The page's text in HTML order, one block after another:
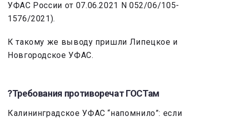
УФАС России от 07.06.2021 N 052/06/105-
1576/2021).
К такому же выводу пришли Липецкое и
Новгородское УФАС.
?Требования противоречат ГОСТам
Калининградское УФАС “напомнило”: если